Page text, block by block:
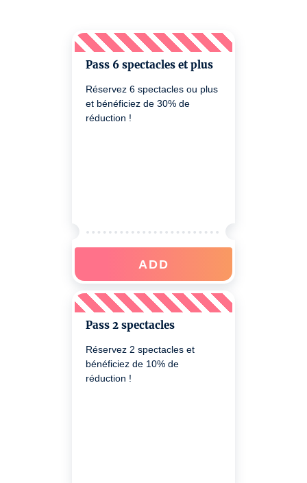
Pass 6 spectacles et plus
Réservez 6 spectacles ou plus
et bénéficiez de 30% de
réduction !
ADD
Pass 2 spectacles
Réservez 2 spectacles et
bénéficiez de 10% de
réduction !